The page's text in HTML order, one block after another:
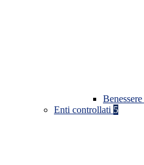
Enti controllati 5